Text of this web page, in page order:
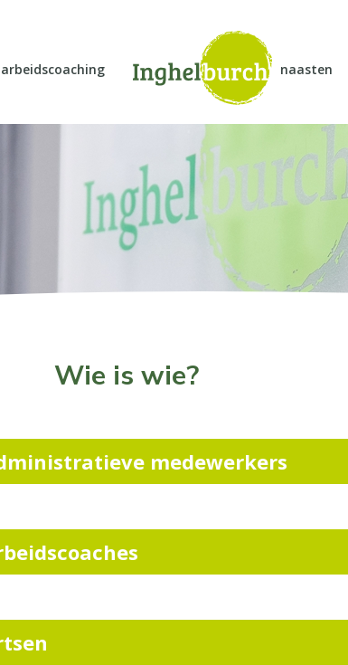
arbeidscoaching naasten
Wie is wie?
medewerkers